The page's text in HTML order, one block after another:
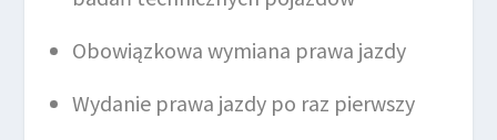
Obowiązkowa wymiana prawa jazdy
Wydanie prawa jazdy po raz pierwszy